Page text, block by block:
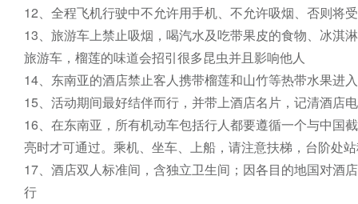
12、全程飞机行驶中不允许用手机、不允许吸烟、否则将
13、旅游车上禁止吸烟，喝汽水及吃带果皮的食物、冰淇
旅游车，榴莲的味道会招引很多昆虫并且影响他人
14、东南亚的酒店禁止客人携带榴莲和山竹等热带水果进
15、活动期间最好结伴而行，并带上酒店名片，记清酒店
16、在东南亚，所有机动车包括行人都要遵循一个与中
亮时才可通过。乘机、坐车、上船，请注意扶梯，台阶处
17、酒店双人标准间，含独立卫生间；因各目的地国对酒
行